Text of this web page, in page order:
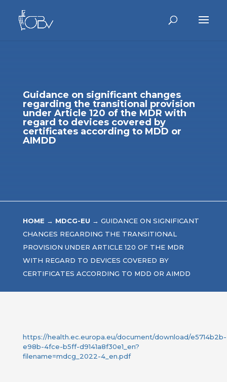
Guidance on significant changes
regarding the transitional provision
under Article 120 of the MDR with
regard to devices covered by
certificates according to MDD or
AIMDD
HOME → MDCG-EU → GUIDANCE ON SIGNIFICANT
CHANGES REGARDING THE TRANSITIONAL
PROVISION UNDER ARTICLE 120 OF THE MDR
WITH REGARD TO DEVICES COVERED BY
CERTIFICATES ACCORDING TO MDD OR AIMDD
https://health.ec.europa.eu/document/download/e5714b2b-
e98b-4fce-b5ff-d9141a8f30e1_en?
filename=mdcg_2022-4_en.pdf